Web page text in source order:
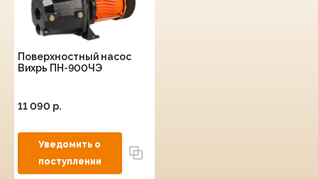
Поверхностный насос
Вихрь ПН-900ЧЭ
11 090 p.